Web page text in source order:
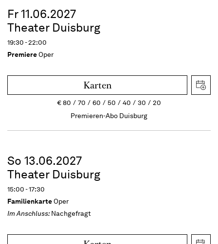
Fr 11.06.2027
Theater Duisburg
19:30 - 22:00
PremiereOper
Karten
€80 70 60 50 40 30
20
Premieren-Abo Duisburg
So 13.06.2027
Theater Duisburg
15:00 - 17:30
FamilienkarteOper
Im Anschluss:Nachgefragt